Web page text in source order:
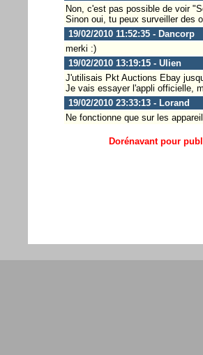
Non, c'est pas possible de voir
Sinon oui, tu peux surveiller des
19/02/2010 11:52:35 - Dancorp
merki :)
19/02/2010 13:19:15 - Ulien
J'utilisais Pkt Auctions Ebay
Je vais essayer l'appli officielle,
19/02/2010 23:33:13 - Lorand
Ne fonctionne que sur les
Dorénavant pour